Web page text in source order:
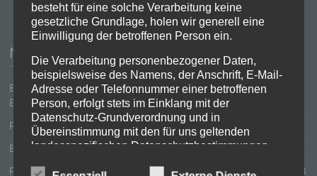
Neuigkeiten
Einladung zur Filmvorführung am 12.02.25 ins Landgasthaus
Eder
Patendank am 16. November ’24
Bittgang nach Eberharting am 22.05.2024
Patenbitten bei den Johannesschützen Aspertsham am 25.11.23
besteht für eine solche Verarbeitung keine
gesetzliche Grundlage, holen wir generell eine
Einwilligung der betroffenen Person ein.
Die Verarbeitung personenbezogener Daten,
beispielsweise des Namens, der Anschrift, E-Mail-
Adresse oder Telefonnummer einer betroffenen
Person, erfolgt stets im Einklang mit der
Datenschutz-Grundverordnung und in
Übereinstimmung mit den für uns geltenden
landesspezifischen Datenschutzbestimmungen.